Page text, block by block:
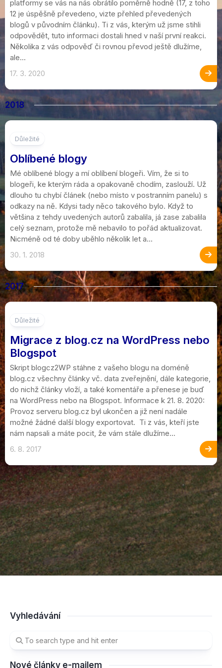
platformy se vás na nás obrátilo poměrně hodně (17, z toho
12 je úspěšně převedeno, vizte přehled převedených
blogů v původním článku). Ti z vás, kterým už jsme stihli
odpovědět, tuto informaci dostali hned v naší první reakci.
Několika z vás odpověď či rovnou převod ještě dlužíme,
ale...
17. 3. 2020
2018
Důležité
Oblíbené blogy
Mé oblíbené blogy a mí oblíbení blogeři. Vím, že si to
blogeři, ke kterým ráda a opakovaně chodím, zaslouží. Už
dlouho tu chybí článek (nebo místo v postranním panelu) s
odkazy na ně. Kdysi tady něco takového bylo. Když to
většina z tehdy uvedených autorů zabalila, já zase zabalila
celý seznam, protože mě nebavilo to pořád aktualizovat.
Nicméně od té doby uběhlo několik let a...
30. 1. 2018
2017
Důležité
Migrace z blog.cz na WordPress nebo
Blogspot
Skript blogcz2WP stáhne z vašeho blogu na doméně
blog.cz všechny články vč. data zveřejnění, dále kategorie,
do nichž články vloží, a také komentáře a přenese je buď
na WordPress nebo na Blogspot. Informace k 21. 8. 2020:
Provoz serveru blog.cz byl ukončen a již není nadále
možné žádné další blogy exportovat. Ti z vás, kteří jste
nám napsali a máte pocit, že vám stále dlužíme...
6. 8. 2017
Vyhledávání
Nové články e-mailem